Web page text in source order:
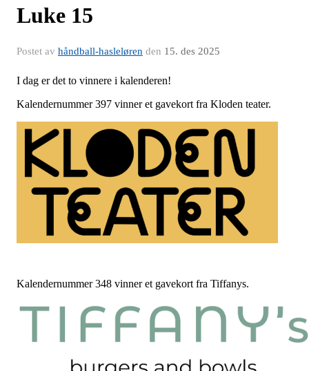
Luke 15
Postet av håndball-hasleløren den 15. des 2025
I dag er det to vinnere i kalenderen!
Kalendernummer 397 vinner et gavekort fra Kloden teater.
Kalendernummer 348 vinner et gavekort fra Tiffanys.